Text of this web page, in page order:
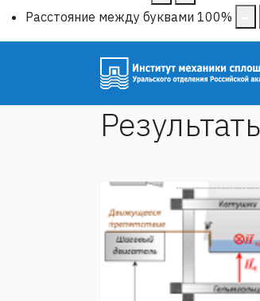
Расстояние между буквами 100%